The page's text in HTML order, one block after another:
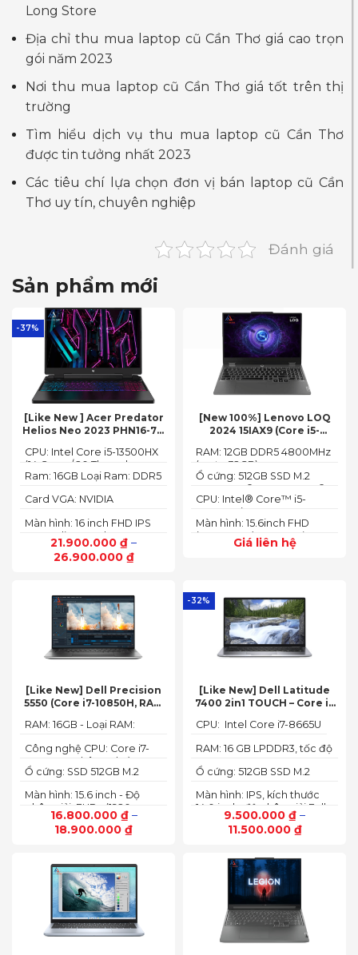
Long Store
Địa chỉ thu mua laptop cũ Cần Thơ giá cao trọn
gói năm 2023
Nơi thu mua laptop cũ Cần Thơ giá tốt trên thị
trường
Tìm hiểu dịch vụ thu mua laptop cũ Cần Thơ
được tin tưởng nhất 2023
Các tiêu chí lựa chọn đơn vị bán laptop cũ Cần
Thơ uy tín, chuyên nghiệp
Đánh giá
Sản phẩm mới
-37%
[Like New ] Acer Predator
Helios Neo 2023 PHN16-71-
16GB, 512GB, RTX 4050 6GB,
16″ FHD 165Hz)
21.900.000 ₫ –
26.900.000 ₫
Màn hình: 16 inch FHD IPS
165Hz SlimBezel, sRGB
100%, Acer ComfyView,
500 nits
Card VGA: NVIDIA
(140W)
Ram: 16GB Loại Ram: DDR5
CPU: Intel Core i5-13500HX
(14 Cores/ 20 Threads, up
to 4.70 GHz, 24MB)
[New 100%] Lenovo LOQ
2024 15IAX9 (Core i5-
3050 6GB, 15.6″ FHD 144Hz)
Giá liên hệ
Màn hình: 15.6inch FHD
(1920x1080) IPS 300nits
Anti-glare, 100%sRGB,
CPU: Intel® Core™ i5-
12450HX (2.00GHz up to
4.40GHz, 12MB Cache)
Ổ cứng: 512GB SSD M.2
2242 PCIe® 4.0x4 NVMe®
RAM: 12GB DDR5 4800MHz
(up to 32GB)
[Like New] Dell Precision
5550 (Core i7-10850H, RAM
Quadro T1000 4G, Màn
16.800.000 ₫–
18.900.000 ₫
Màn hình: 15.6 inch - Độ
phân giải: FHD+ (1920 x
1200 px)
Ổ cứng: SSD 512GB M.2
Công nghệ CPU: Core i7-
10750H, 6 nhân, 12 luồng
RAM: 16GB - Loại RAM:
-32%
[Like New] Dell Latitude
7400 2in1 TOUCH – Core i7
màn hình 14 inch FHD Cảm
9.500.000 ₫ –
11.500.000 ₫
Màn hình: IPS, kích thước
14.0 inch, độ phân giải Full
HD (1920 x 1080)
Ổ cứng: 512GB SSD M.2
RAM: 16 GB LPDDR3, tốc độ
CPU: Intel Core i7-8665U